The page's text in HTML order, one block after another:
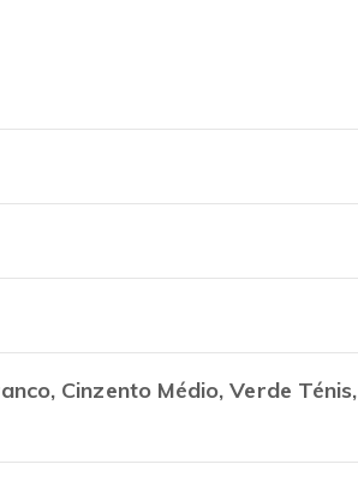
Cinzento Médio, Verde Ténis,